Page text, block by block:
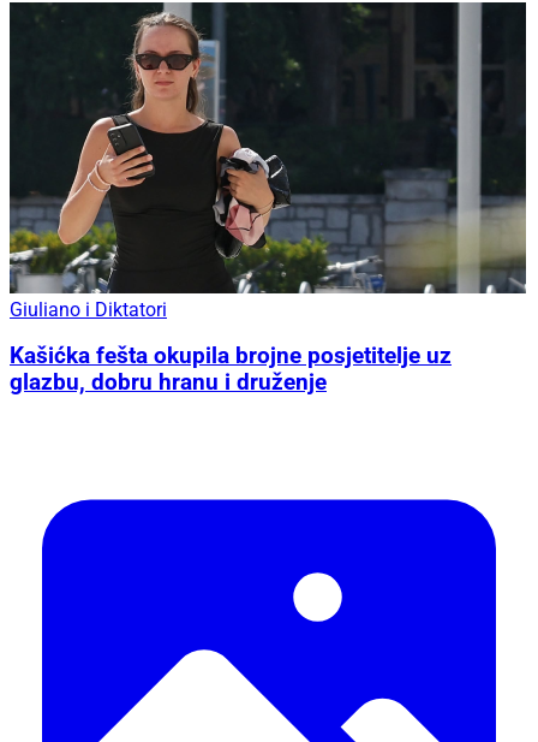
Giuliano i Diktatori
Kašićka fešta okupila brojne posjetitelje uz
glazbu, dobru hranu i druženje